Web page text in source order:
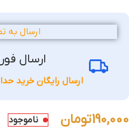
ارسال به
ارسال
ارسال رایگان خرید حداقل 6 میلیونی
190,000تومان ناموجود